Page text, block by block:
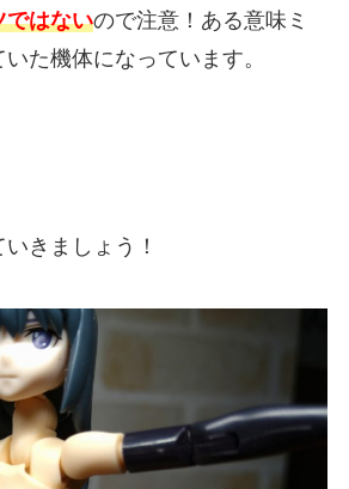
ではないので注意！ある意味ミ
た機体になっています。
きましょう！